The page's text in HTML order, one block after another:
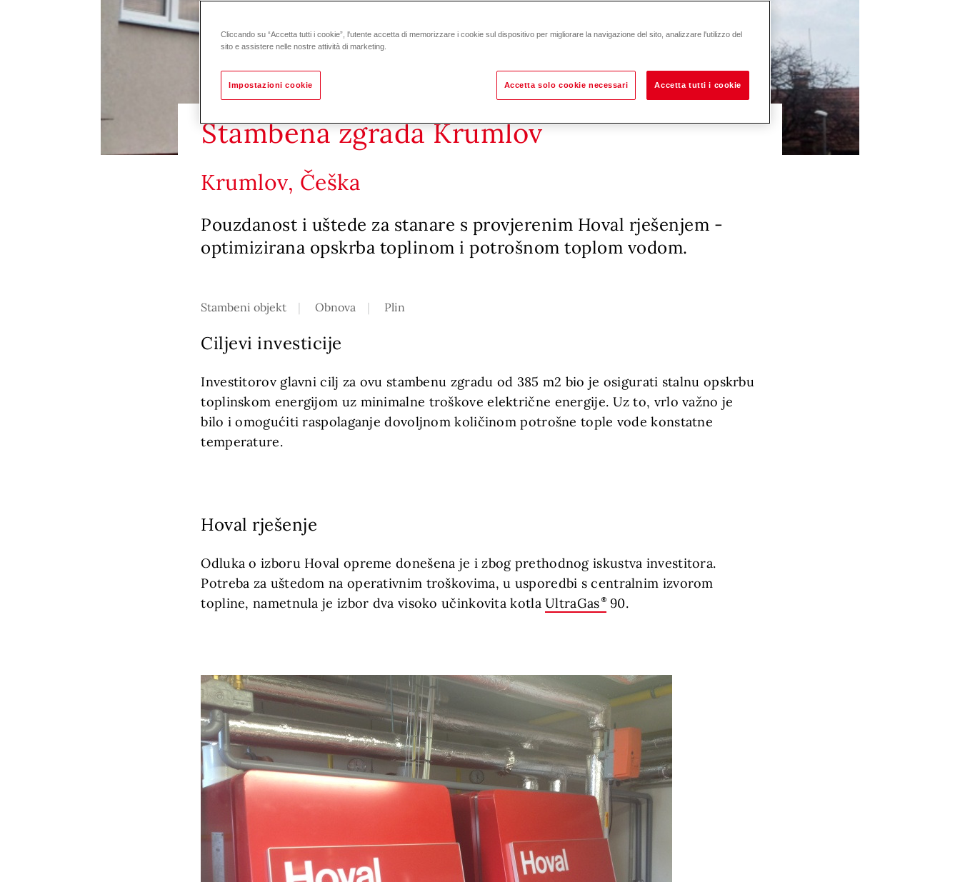
Stambena zgrada Krumlov
Krumlov, Češka
Pouzdanost i uštede za stanare s provjerenim Hoval rješenjem -
optimizirana opskrba toplinom i potrošnom toplom vodom.
Stambeni objekt Obnova Plin
Ciljevi investicije
Investitorov glavni cilj za ovu stambenu zgradu od 385 m2 bio je osigurati stalnu opskrbu
toplinskom energijom uz minimalne troškove električne energije. Uz to, vrlo važno je
bilo i omogućiti raspolaganje dovoljnom količinom potrošne tople vode konstatne
temperature.
Hoval rješenje
Odluka o izboru Hoval opreme donešena je i zbog prethodnog iskustva investitora.
Potreba za uštedom na operativnim troškovima, u usporedbi s centralnim izvorom
topline, nametnula je izbor dva visoko učinkovita kotlaUltraGas 90.
Cliccando su “Accetta tutti i cookie”, l'utente accetta di memorizzare i cookie sul dispositivo per migliorare la navigazione del sito, analizzare l'utilizzo del
sito e assistere nelle nostre attività di marketing.
Impostazioni cookie Accetta solo cookie necessari Accetta tutti i cookie